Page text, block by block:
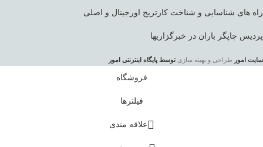
راه های شناسایی و شناخت کارتریج اورجینال و اصلی
پردیس چاپگر باران در خبرگزاریها
سایت امور طراحی و بهینه سازی توسط پایگاه اینترنتی امور
فروشگاه
فیلترها
علاقه مندی